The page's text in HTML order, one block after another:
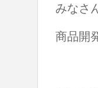
みなさ
商品開